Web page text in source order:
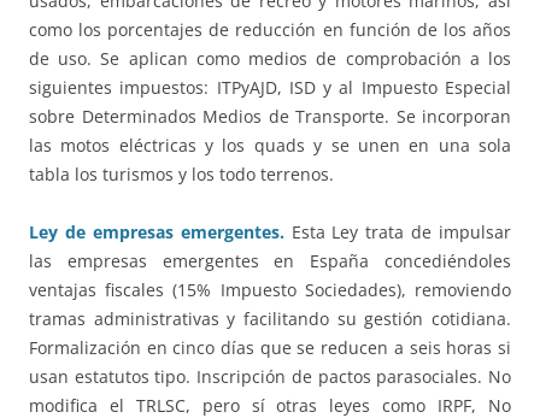
como los porcentajes de reducción en función de los años
de uso. Se aplican como medios de comprobación a los
siguientes impuestos: ITPyAJD, ISD y al Impuesto Especial
sobre Determinados Medios de Transporte. Se incorporan
las motos eléctricas y los quads y se unen en una sola
tabla los turismos y los todo terrenos.
Ley de empresas emergentes.Esta Ley trata de impulsar
las empresas emergentes en España concediéndoles
ventajas fiscales (15% Impuesto Sociedades), removiendo
tramas administrativas y facilitando su gestión cotidiana.
Formalización en cinco días que se reducen a seis horas si
usan estatutos tipo. Inscripción de pactos parasociales. No
modifica el TRLSC, pero sí otras leyes como IRPF, No